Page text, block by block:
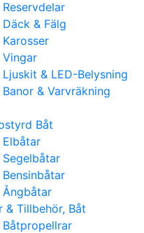
Reservdelar
Däck & Fälg
Karosser
Vingar
Ljuskit & LED-Belysning
Banor & Varvräkning
Båt
Elbåtar
Segelbåtar
Bensinbåtar
Ångbåtar
& Tillbehör, Båt
Båtpropellrar